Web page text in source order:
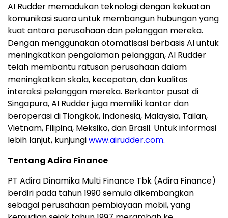
AI Rudder memadukan teknologi dengan kekuatan
komunikasi suara untuk membangun hubungan yang
kuat antara perusahaan dan pelanggan mereka.
Dengan menggunakan otomatisasi berbasis AI untuk
meningkatkan pengalaman pelanggan, AI Rudder
telah membantu ratusan perusahaan dalam
meningkatkan skala, kecepatan, dan kualitas
interaksi pelanggan mereka. Berkantor pusat di
Singapura, AI Rudder juga memiliki kantor dan
beroperasi di Tiongkok, Indonesia, Malaysia, Tailan,
Vietnam, Filipina, Meksiko, dan Brasil. Untuk informasi
lebih lanjut, kunjungiwww.airudder.com.
Tentang Adira Finance
PT Adira Dinamika Multi Finance Tbk (Adira Finance)
berdiri pada tahun 1990 semula dikembangkan
sebagai perusahaan pembiayaan mobil, yang